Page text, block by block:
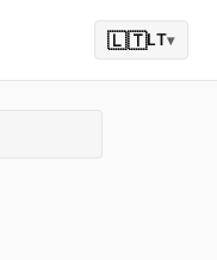
🇱🇹LT▾